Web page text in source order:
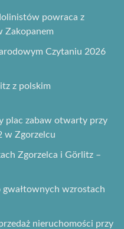
powraca z
Zakopanem
Czytaniu 2026
z polskim
plac zabaw otwarty przy
w Zgorzelcu
Zgorzelca i Görlitz –
wzrostach
nieruchomości przy